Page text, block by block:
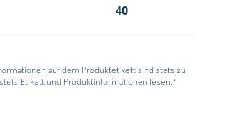
40
auf dem Produktetikett sind stets zu
Etikett und Produktinformationen lesen.“